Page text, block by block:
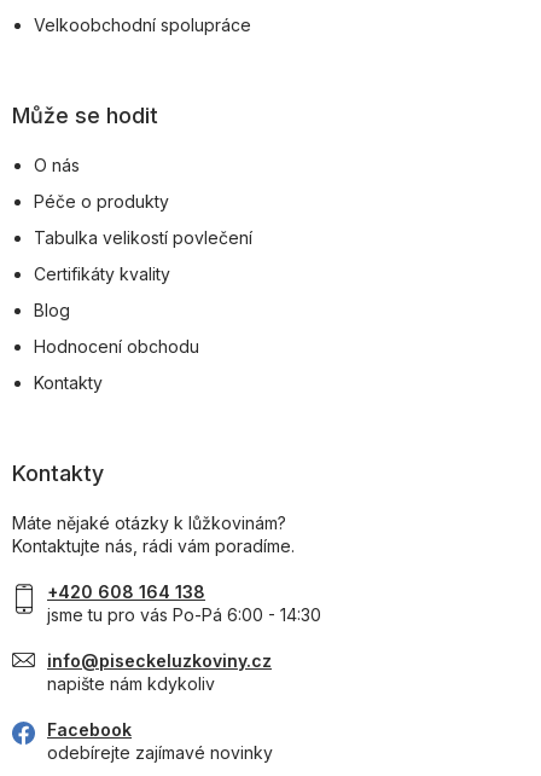
Velkoobchodní spolupráce
Může se hodit
O nás
Péče o produkty
Tabulka velikostí povlečení
Certifikáty kvality
Blog
Hodnocení obchodu
Kontakty
Kontakty
Máte nějaké otázky k lůžkovinám?
Kontaktujte nás, rádi vám poradíme.
+420 608 164 138
jsme tu pro vás Po-Pá 6:00 - 14:30
info@piseckeluzkoviny.cz
napište nám kdykoliv
Facebook
odebírejte zajímavé novinky